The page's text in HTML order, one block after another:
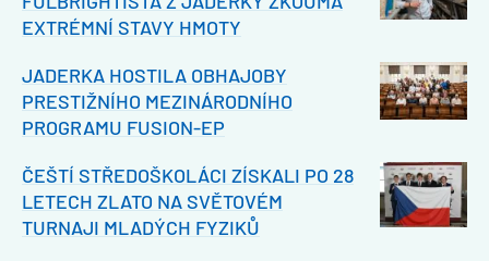
EXTRÉMNÍ STAVY HMOTY
JADERKA HOSTILA OBHAJOBY
PRESTIŽNÍHO MEZINÁRODNÍHO
PROGRAMU FUSION-EP
ČEŠTÍ STŘEDOŠKOLÁCI ZÍSKALI PO 28
LETECH ZLATO NA SVĚTOVÉM
TURNAJI MLADÝCH FYZIKŮ